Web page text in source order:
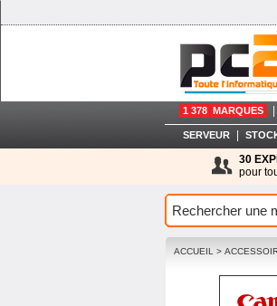
1 378 MARQUES
SERVEUR
30
pour
ACCUEIL >